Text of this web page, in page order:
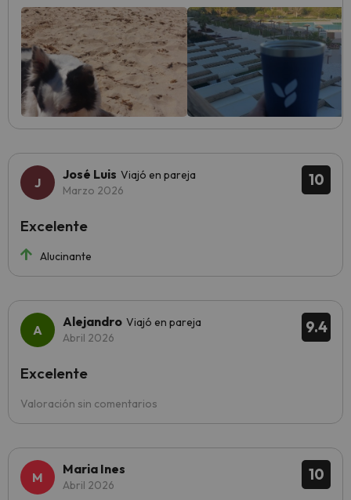
10
José Luis Viajó en pareja
Marzo 2026
Alucinante
Excelente
9.4
Alejandro Viajó en pareja
Abril 2026
Valoración sin comentarios
Excelente
10
Maria Ines
Abril 2026